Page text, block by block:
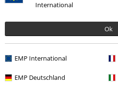
International
Ok
EMP International
EMP Deutschland